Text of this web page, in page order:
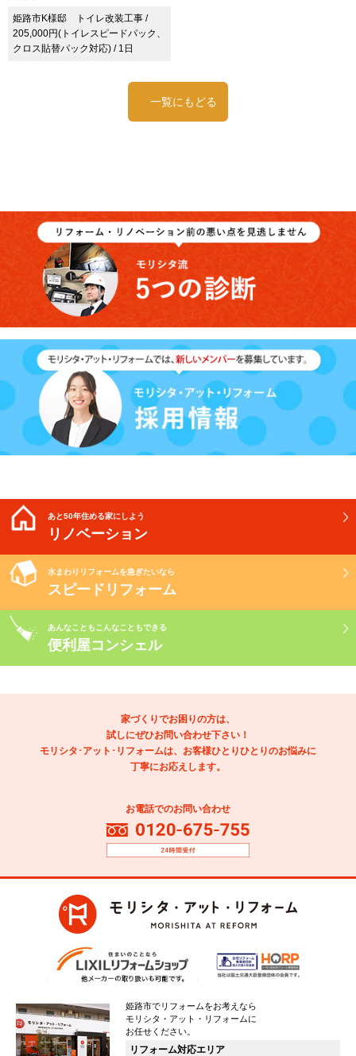
姫路市K様邸 トイレ改装工事 /
205,000円(トイレスピードパック、
クロス貼替パック対応) / 1日
一覧にもどる
あと50年住める家にしよう
リノベーション
水まわりリフォームを急ぎたいなら
スピードリフォーム
あんなこともこんなこともできる
便利屋コンシェル
家づくりでお困りの方は、
試しにぜひお問い合わせ下さい！
モリシタ･アット･リフォームは、お客様ひとりひとりのお悩みに
丁寧にお応えします。
お電話でのお問い合わせ
姫路市でリフォームをお考えなら
モリシタ・アット・リフォームに
お任せください。
リフォーム対応エリア